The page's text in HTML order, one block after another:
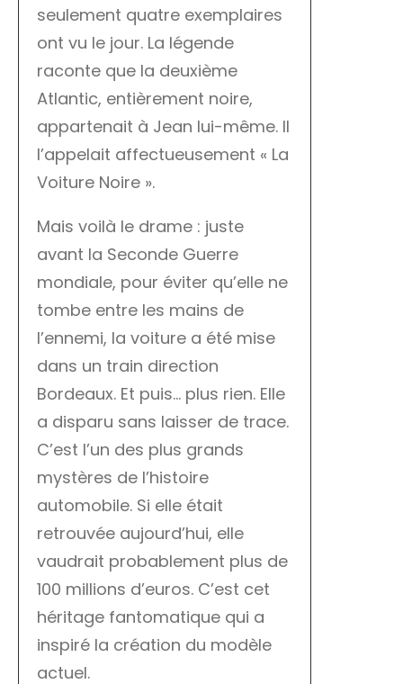
seulement quatre exemplaires
ont vu le jour. La légende
raconte que la deuxième
Atlantic, entièrement noire,
appartenait à Jean lui-même. Il
l’appelait affectueusement « La
Voiture Noire ».
Mais voilà le drame : juste
avant la Seconde Guerre
mondiale, pour éviter qu’elle ne
tombe entre les mains de
l’ennemi, la voiture a été mise
dans un train direction
Bordeaux. Et puis… plus rien. Elle
a disparu sans laisser de trace.
C’est l’un des plus grands
mystères de l’histoire
automobile. Si elle était
retrouvée aujourd’hui, elle
vaudrait probablement plus de
100 millions d’euros. C’est cet
héritage fantomatique qui a
inspiré la création du modèle
actuel.